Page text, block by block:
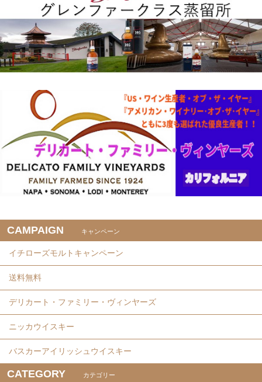
CAMPAIGN キャンペーン
イチローズモルトキャンペーン
送料無料
デリカート・ファミリー・ヴィンヤーズ
ニッカウイスキー
バスカーアイリッシュウイスキー
CATEGORY カテゴリー